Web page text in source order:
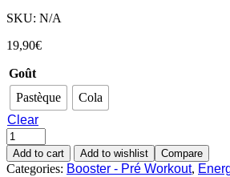
SKU: N/A
19,90€
Goût
Pastèque
Cola
Clear
Add to cart Add to wishlist Compare
Categories: Booster - Pré Workout,